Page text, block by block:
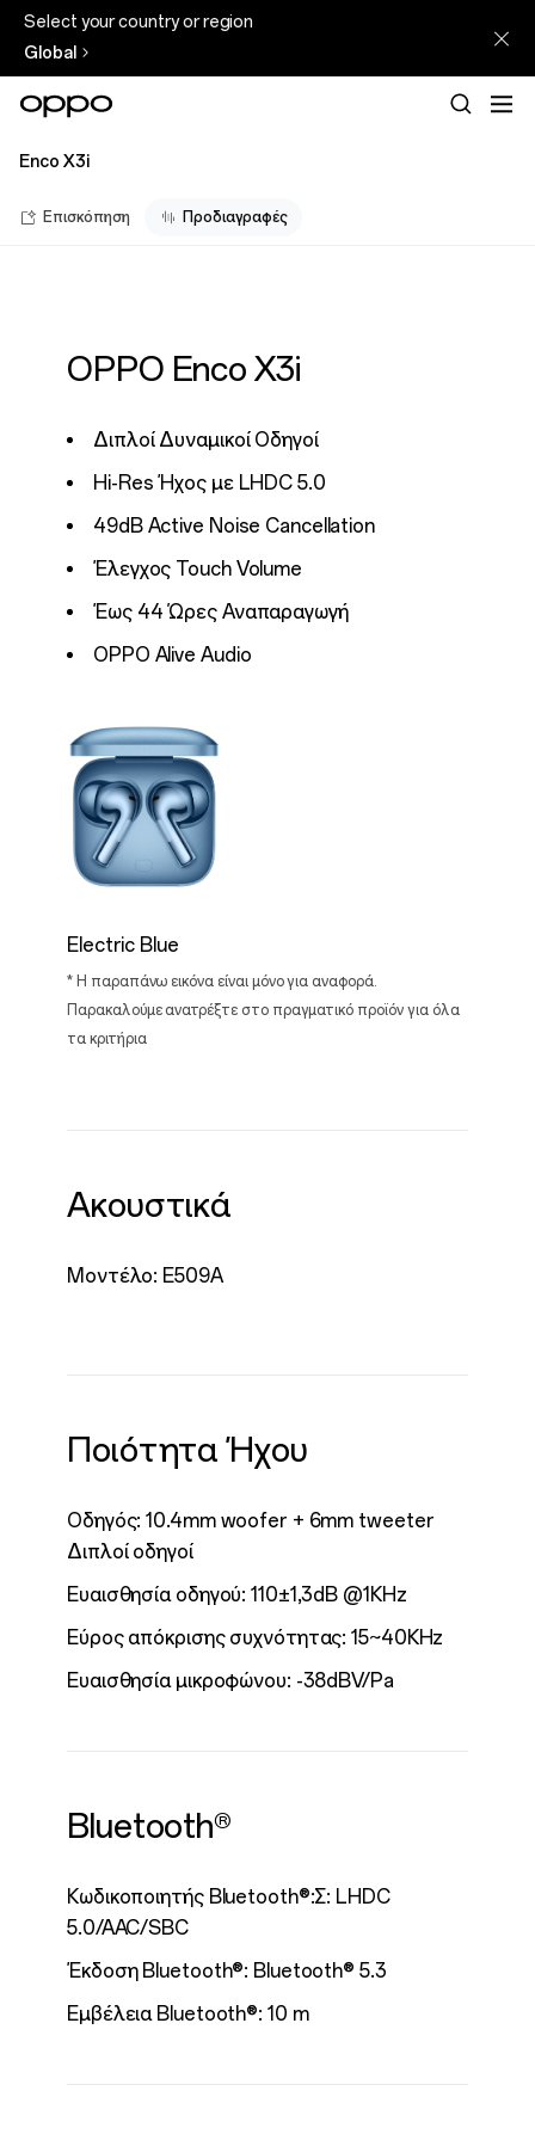
Select your country or region
Global
Enco X3i
Επισκόπηση Προδιαγραφές
OPPO Enco X3i
Διπλοί Δυναμικοί Οδηγοί
Hi-Res Ήχος με LHDC 5.0
49dB Active Noise Cancellation
Έλεγχος Touch Volume
Έως 44 Ώρες Αναπαραγωγή
OPPO Alive Audio
Electric Blue
* Η παραπάνω εικόνα είναι μόνο για αναφορά.
Παρακαλούμε ανατρέξτε στο πραγματικό προϊόν για όλα
τα κριτήρια
Ακουστικά
Μοντέλο: E509A
Ποιότητα Ήχου
Οδηγός: 10.4mm woofer + 6mm tweeter
Διπλοί οδηγοί
Ευαισθησία οδηγού: 110±1,3dB @1KHz
Εύρος απόκρισης συχνότητας: 15~40KHz
Ευαισθησία μικροφώνου: -38dBV/Pa
Bluetooth®
Κωδικοποιητής Bluetooth®:Σ: LHDC
5.0/AAC/SBC
Έκδοση Bluetooth®: Bluetooth® 5.3
Εμβέλεια Bluetooth®: 10 m